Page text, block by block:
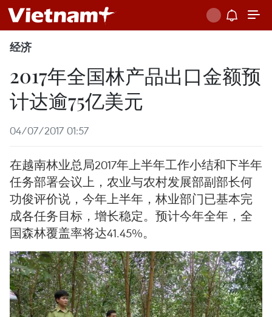
经济
2017年全国林产品出口金额预
计达逾75亿美元
04/07/2017 01:57
在越南林业总局2017年上半年工作小结和下半年
任务部署会议上，农业与农村发展部副部长何
功俊评价说，今年上半年，林业部门已基本完
成各任务目标，增长稳定。预计今年全年，全
国森林覆盖率将达41.45%。